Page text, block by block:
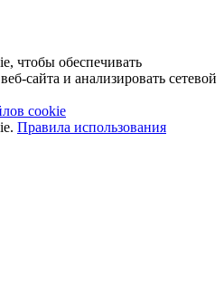
чтобы обеспечивать
сайта и анализировать сетевой
cookie
Правила использования